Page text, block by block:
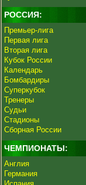
РОССИЯ:
Премьер-лига
Первая лига
Вторая лига
Кубок России
Календарь
Бомбардиры
Суперкубок
Тренеры
Судьи
Стадионы
Сборная России
ЧЕМПИОНАТЫ:
Англия
Германия